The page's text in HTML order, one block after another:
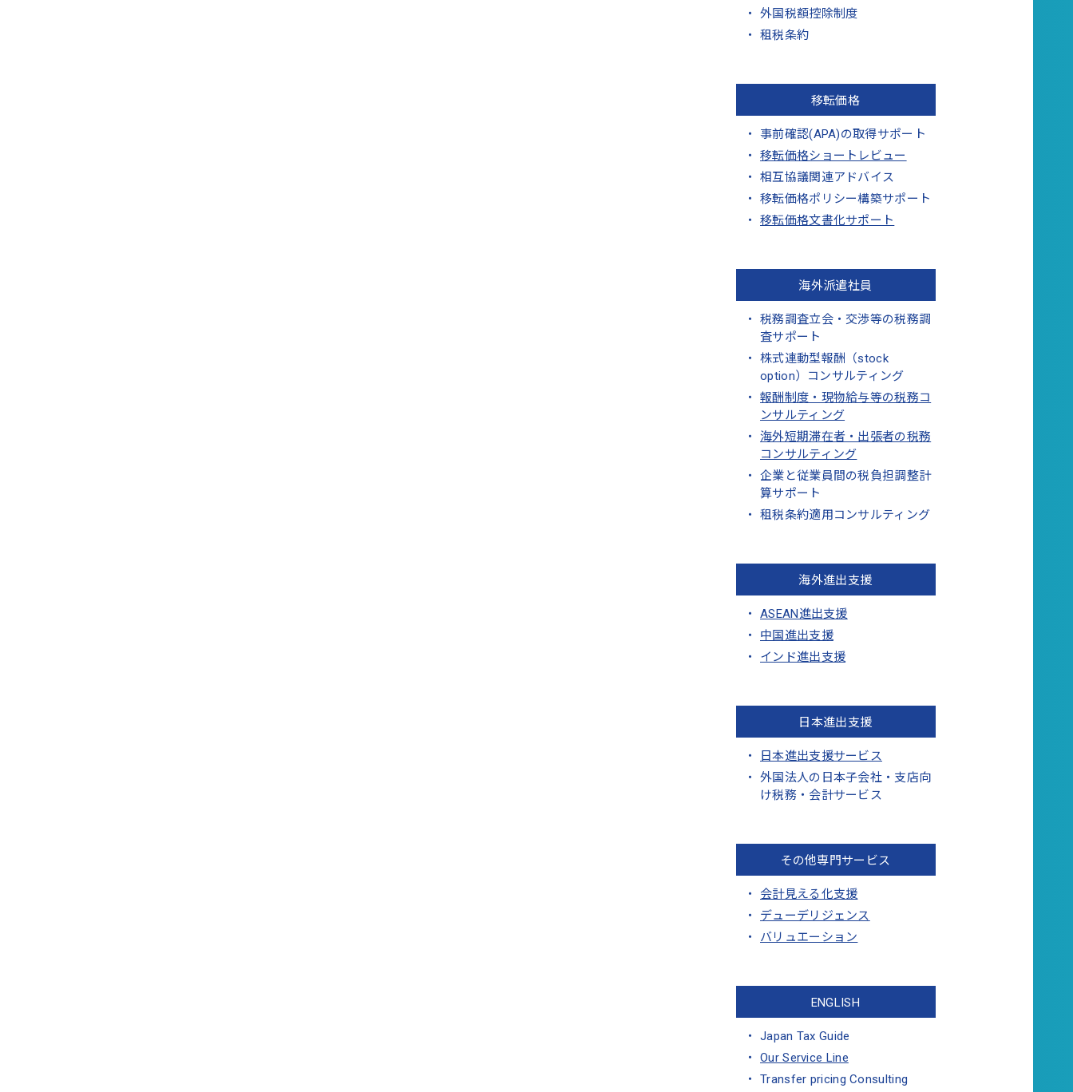
外国税額控除制度
租税条約
移転価格
事前確認(APA)の取得サポート
移転価格ショートレビュー
相互協議関連アドバイス
移転価格ポリシー構築サポート
移転価格文書化サポート
海外派遣社員
税務調査立会・交渉等の税務調
査サポート
株式連動型報酬（stock
option）コンサルティング
報酬制度・現物給与等の税務コ
ンサルティング
海外短期滞在者・出張者の税務
コンサルティング
企業と従業員間の税負担調整計
算サポート
租税条約適用コンサルティング
海外進出支援
ASEAN進出支援
中国進出支援
インド進出支援
日本進出支援
日本進出支援サービス
外国法人の日本子会社・支店向
け税務・会計サービス
その他専門サービス
会計見える化支援
デューデリジェンス
バリュエーション
ENGLISH
Japan Tax Guide
Our Service Line
Transfer pricing Consulting